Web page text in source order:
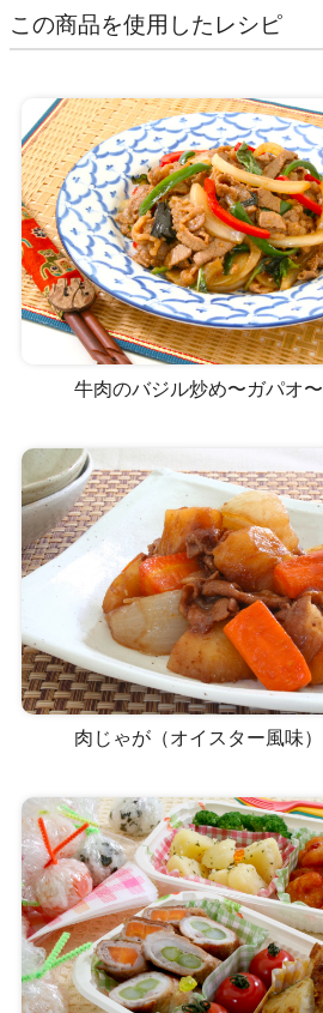
この商品を使用したレシピ
牛肉のバジル炒め〜ガパオ〜
肉じゃが（オイスター風味）